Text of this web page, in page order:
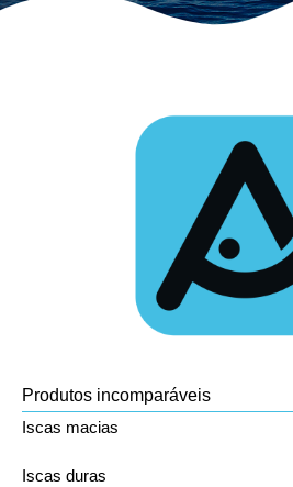
Produtos incomparáveis
Iscas macias
Iscas duras